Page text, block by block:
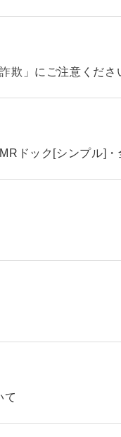
欺」にご注意くださ
ドック[シンプル]
て